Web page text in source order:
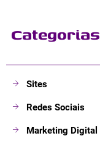
Categorias
Sites
Redes Sociais
Marketing Digital